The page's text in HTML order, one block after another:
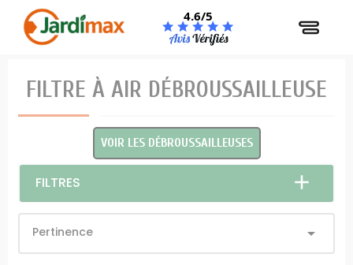
4.6/5
FILTRE À AIR DÉBROUSSAILLEUSE
VOIR LES DÉBROUSSAILLEUSES
FILTRES
Pertinence 
Panneau de gestion des cookies